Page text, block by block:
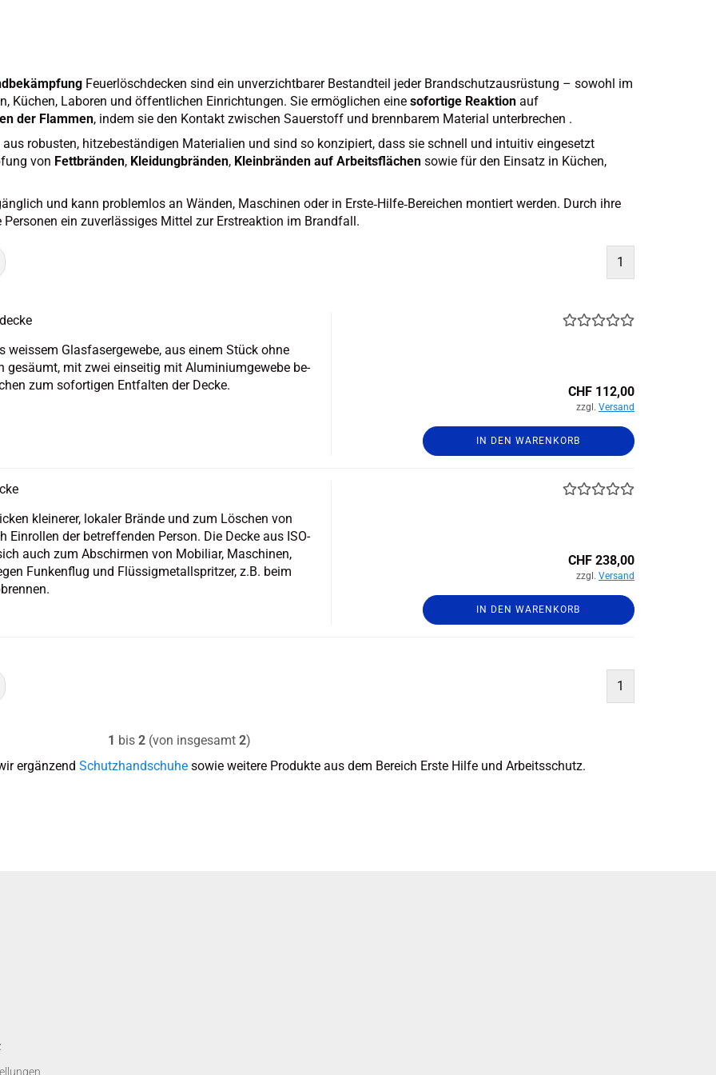
Feuerlöschdecken sind ein unverzichtbarer Bestandteil jeder Brandschutzausrüstung – sowohl im
Küchen, Laboren und öffentlichen Einrichtungen. Sie ermöglichen eine sofortige Reaktion auf
der Flammen, indem sie den Kontakt zwischen Sauerstoff und brennbarem Material unterbrechen .
robusten, hitzebeständigen Materialien und sind so konzipiert, dass sie schnell und intuitiv eingesetzt
von Fettbränden, Kleidungbränden, Kleinbränden auf Arbeitsflächen sowie für den Einsatz in Küchen,
und kann problemlos an Wänden, Maschinen oder in Erste‑Hilfe‑Bereichen montiert werden. Durch ihre
ein zuverlässiges Mittel zur Erstreaktion im Brandfall.
1
weis­sem Glas­fa­ser­ge­we­be, aus einem Stück ohne
ge­säumt, mit zwei ein­sei­tig mit Alu­mi­ni­um­ge­we­be be­
zum so­for­ti­gen Ent­fal­ten der Decke.
CHF 112,00
zzgl. Versand
IN DEN WARENKORB
klei­ne­rer, lo­ka­ler Brän­de und zum Lö­schen von
Ein­rol­len der be­tref­fen­den Per­son. Die Decke aus ISO­
auch zum Ab­schir­men von Mo­bi­li­ar, Ma­schi­nen,
Fun­ken­flug und Flüs­sig­me­tall­sprit­zer, z.B. beim
CHF 238,00
zzgl. Versand
IN DEN WARENKORB
1
1 bis 2(von insgesamt 2)
ergänzend Schutzhandschuhe sowie weitere Produkte aus dem Bereich Erste Hilfe und Arbeitsschutz.